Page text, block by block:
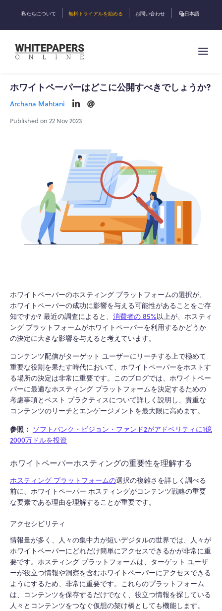
私たちについて 無料トライアルを始める お問い合わせ 日本語
ホワイトペーパーはどこに公開すべきでしょうか?
Archana Mahtani
Published on 22 Nov 2023
ホワイトペーパーのホスティング プラットフォームの選択が、
ホワイトペーパーの成功に影響を与える可能性があることをご存
知ですか? 最近の調査によると、 消費者の 85%以上が、ホスティ
ング プラットフォームがホワイトペーパーを利用するかどうか
の決定に大きな影響を与えると考えています。
コンテンツ配信がターゲット ユーザーにリーチする上で極めて
重要な役割を果たす時代において、ホワイトペーパーをホストす
る場所の決定は非常に重要です。このブログでは、ホワイトペー
パーに最適なホスティング プラットフォームを決定するための
考慮事項とベスト プラクティスについて詳しく説明し、貴重な
コンテンツのリーチとエンゲージメントを最大限に高めます。
参照： ソフトバンク・ビジョン・ファンド2がアドベリティに1億
2000万ドルを投資
ホワイトペーパーホスティングの重要性を理解する
ホスティング プラットフォームの選択の複雑さを詳しく調べる
前に、ホワイトペーパー ホスティングがコンテンツ戦略の重要
な要素である理由を理解することが重要です。
アクセシビリティ
情報量が多く、人々の集中力が短いデジタルの世界では、人々が
ホワイトペーパーにどれだけ簡単にアクセスできるかが非常に重
要です。ホスティング プラットフォームは、ターゲット ユーザ
ーが役立つ情報や洞察を含むホワイトペーパーにアクセスできる
ようにするため、非常に重要です。これらのプラットフォーム
は、コンテンツを保存するだけでなく、役立つ情報を探している
人々とコンテンツをつなぐ仮想の架け橋としても機能します。